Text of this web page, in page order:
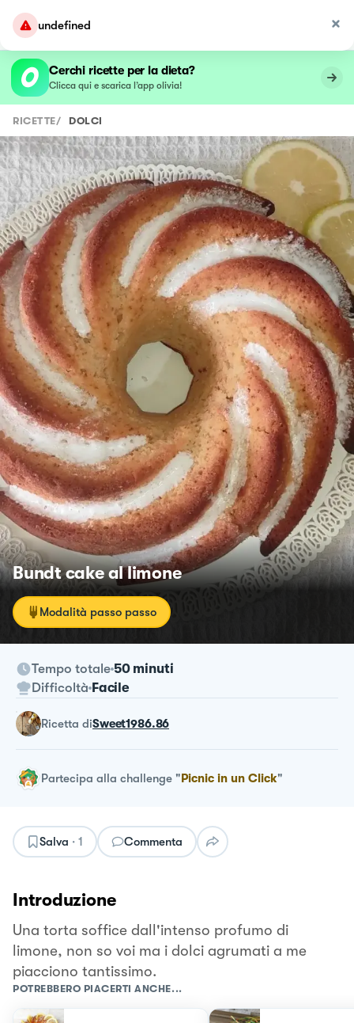
undefined
Cerchi ricette per la dieta?
Clicca qui e scarica l’app olivia!
RICETTE/ DOLCI
Bundt cake al limone
Modalità passo passo
Tempo totale 50 minuti
Difficoltà Facile
ricetta diSweet1986.86
Partecipa alla challenge "Picnic in un Click"
Salva · 1 Commenta
Introduzione
Una torta soffice dall'intenso profumo di
limone, non so voi ma i dolci agrumati a me
piacciono tantissimo.
POTREBBERO PIACERTI ANCHE...